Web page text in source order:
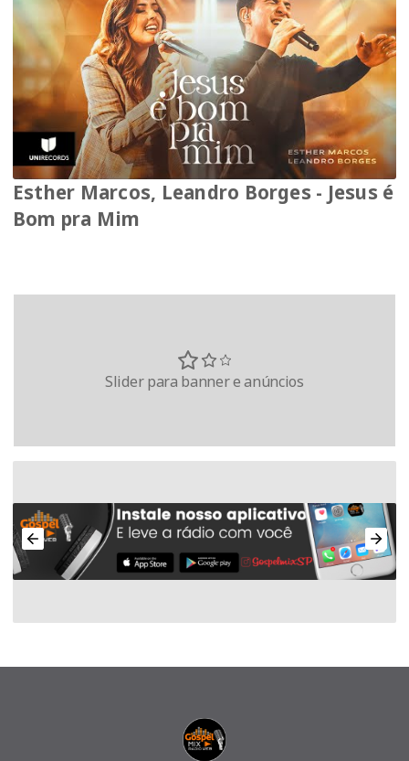
Esther Marcos, Leandro Borges - Jesus é
Bom pra Mim
Slider para banner e anúncios